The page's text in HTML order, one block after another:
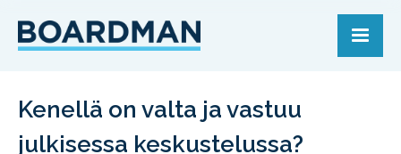
Kenellä on valta ja vastuu
julkisessa keskustelussa?